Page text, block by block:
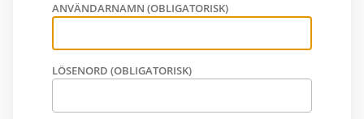
ANVÄNDARNAMN (OBLIGATORISK)
LÖSENORD (OBLIGATORISK)